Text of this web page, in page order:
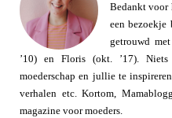
Bedankt voor
een
getrouwd
’10) en Floris (okt. ’17).
moederschap en jullie te
verhalen etc. Kortom,
magazine voor moeders.